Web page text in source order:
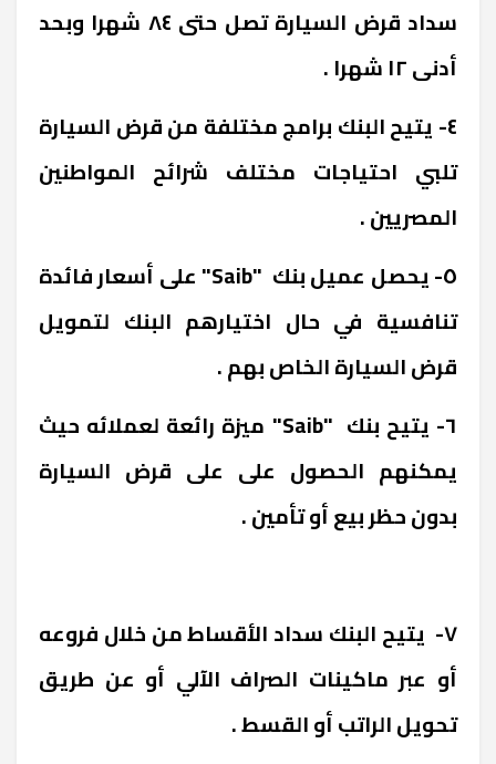
سداد قرض السيارة تصل حتى ٨٤ شهرا وبحد
أدنى ١٢ شهرا .
٤- يتيح البنك برامج مختلفة من قرض السيارة
تلبي احتياجات مختلف شرائح المواطنين
المصريين .
٥- يحصل عميل بنك "Saib" على أسعار فائدة
تنافسية في حال اختيارهم البنك لتمويل
قرض السيارة الخاص بهم .
٦- يتيح بنك "Saib" ميزة رائعة لعملائه حيث
يمكنهم الحصول على على قرض السيارة
بدون حظر بيع أو تأمين .
٧- يتيح البنك سداد الأقساط من خلال فروعه
أو عبر ماكينات الصراف الآلي أو عن طريق
تحويل الراتب أو القسط .